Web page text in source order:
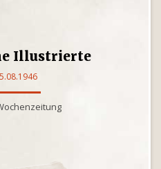
Illustrierte